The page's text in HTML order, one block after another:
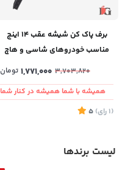
برف پاک کن شیشه عقب ۱۴ اینچ
مناسب خودروهای شاسی و هاچ
3,703,820
1,771,000 تومان
همیشه با شما همیشه در کنار شما
(1 رای)
5
لیست برندها